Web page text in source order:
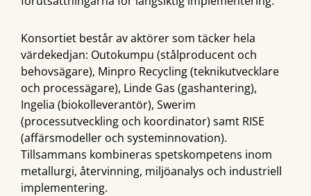
Konsortiet består av aktörer som täcker hela
värdekedjan: Outokumpu (stålproducent och
behovsägare), Minpro Recycling (teknikutvecklare
och processägare), Linde Gas (gashantering),
Ingelia (biokolleverantör), Swerim
(processutveckling och koordinator) samt RISE
(affärsmodeller och systeminnovation).
Tillsammans kombineras spetskompetens inom
metallurgi, återvinning, miljöanalys och industriell
implementering.